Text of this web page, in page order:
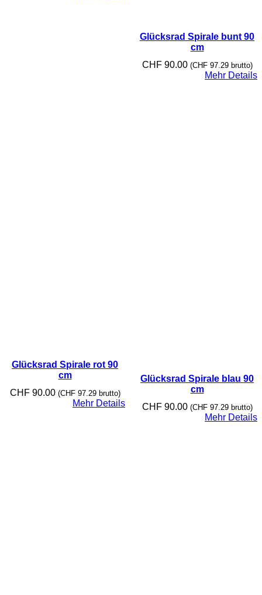
Glücksrad Spirale bunt 90
cm
CHF90.00 (CHF97.29brutto)
Mehr Details
Glücksrad Spirale rot 90
cm
CHF90.00 (CHF97.29brutto)
Mehr Details
Glücksrad Spirale blau 90
cm
CHF90.00 (CHF97.29brutto)
Mehr Details